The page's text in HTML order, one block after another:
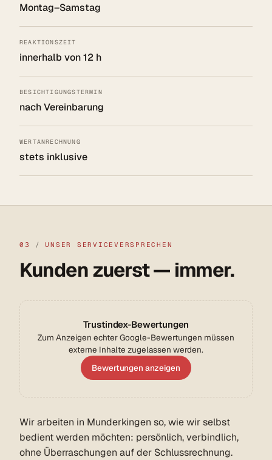
Montag–Samstag
REAKTIONSZEIT
innerhalb von 12 h
BESICHTIGUNGSTERMIN
nach Vereinbarung
WERTANRECHNUNG
stets inklusive
03 / UNSER SERVICEVERSPRECHEN
Kunden zuerst — immer.
Trustindex-Bewertungen
Zum Anzeigen echter Google-Bewertungen müssen
externe Inhalte zugelassen werden.
Bewertungen anzeigen
Wir arbeiten in Munderkingen so, wie wir selbst
bedient werden möchten: persönlich, verbindlich,
ohne Überraschungen auf der Schlussrechnung.